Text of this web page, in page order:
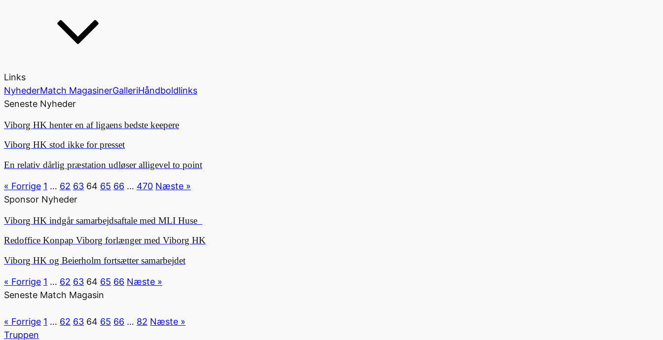
Links
NyhederMatch MagasinerGalleriHåndboldlinks
Seneste Nyheder
Viborg HK henter en af ligaens bedste keepere
Viborg HK stod ikke for presset
En relativ dårlig præstation udløser alligevel to point
« Forrige 1 … 62 63 64 65 66 … 470 Næste »
Sponsor Nyheder
Viborg HK indgår samarbejdsaftale med MLI Huse
Redoffice Konpap Viborg forlænger med Viborg HK
Viborg HK og Beierholm fortsætter samarbejdet
« Forrige 1 … 62 63 64 65 66 Næste »
Seneste Match Magasin
« Forrige 1 … 62 63 64 65 66 … 82 Næste »
Truppen